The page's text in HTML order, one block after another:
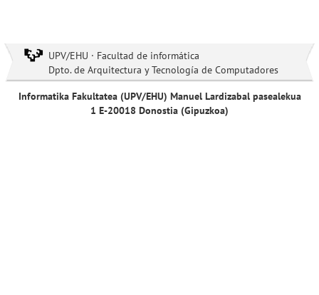
UPV/EHU · Facultad de informática
Dpto. de Arquitectura y Tecnología de Computadores
Informatika Fakultatea (UPV/EHU) Manuel Lardizabal pasealekua
1 E-20018 Donostia (Gipuzkoa)